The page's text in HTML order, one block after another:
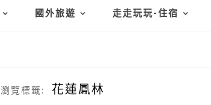
國外旅遊 走走玩玩-住宿
瀏覽標籤: 花蓮鳳林